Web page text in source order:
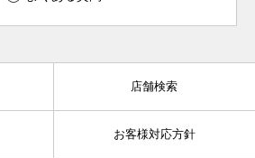
店舗検索
お客様対応方針